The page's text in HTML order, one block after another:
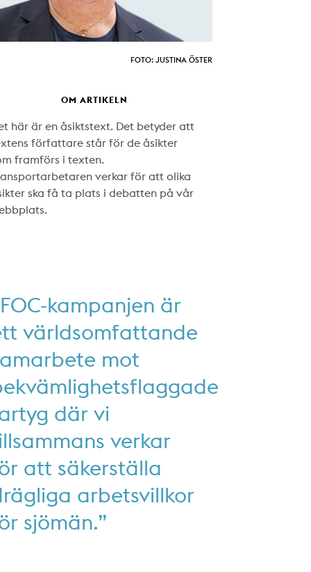
FOTO: JUSTINA ÖSTER
OM ARTIKELN
här är en åsiktstext. Det betyder att
författare står för de åsikter
framförs i texten.
verkar för att olika
ska få ta plats i debatten på vår
kampanjen är
världsomfattande
mot
där vi
verkar
att säkerställa
arbetsvillkor
sjömän.”